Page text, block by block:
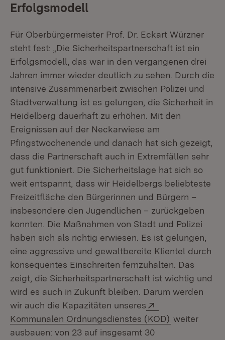
Erfolgsmodell
Für Oberbürgermeister Prof. Dr. Eckart Würzner
steht fest: „Die Sicherheitspartnerschaft ist ein
Erfolgsmodell, das war in den vergangenen drei
Jahren immer wieder deutlich zu sehen. Durch die
intensive Zusammenarbeit zwischen Polizei und
Stadtverwaltung ist es gelungen, die Sicherheit in
Heidelberg dauerhaft zu erhöhen. Mit den
Ereignissen auf der Neckarwiese am
Pfingstwochenende und danach hat sich gezeigt,
dass die Partnerschaft auch in Extremfällen sehr
gut funktioniert. Die Sicherheitslage hat sich so
weit entspannt, dass wir Heidelbergs beliebteste
Freizeitfläche den Bürgerinnen und Bürgern –
insbesondere den Jugendlichen – zurückgeben
konnten. Die Maßnahmen von Stadt und Polizei
haben sich als richtig erwiesen. Es ist gelungen,
eine aggressive und gewaltbereite Klientel durch
konsequentes Einschreiten fernzuhalten. Das
zeigt, die Sicherheitspartnerschaft ist wichtig und
wird es auch in Zukunft bleiben. Darum werden
wir auch die Kapazitäten unseres
Kommunalen Ordnungsdienstes (KOD) (Öffnet in
weiter
ausbauen: von 23 auf insgesamt 30